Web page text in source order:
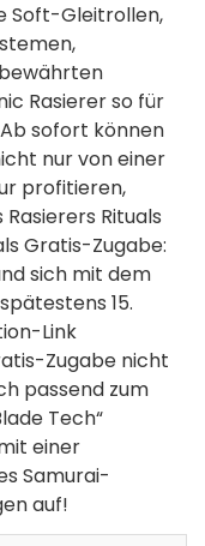
Soft-Gleitrollen,
Rasierer so für
sofort können
nur von einer
profitieren,
Rituals
Gratis-Zugabe:
sich mit dem
15.
Link
Zugabe nicht
passend zum
Tech“
einer
Samurai-
auf!